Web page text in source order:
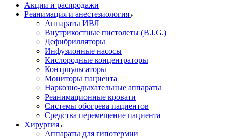
Акции и распродажи
Реанимация и анестезиология
Аппараты ИВЛ
Внутрикостные пистолеты (B.I.G.)
Дефибрилляторы
Инфузионные насосы
Кислородные концентраторы
Контрпульсаторы
Мониторы пациента
Наркозно-дыхательные аппараты
Реанимационные кровати
Системы обогрева пациентов
Средства перемещение пациента
Хирургия
Аппараты для гипотермии